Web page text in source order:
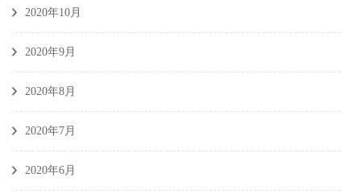
2020年10月
2020年9月
2020年8月
2020年7月
2020年6月